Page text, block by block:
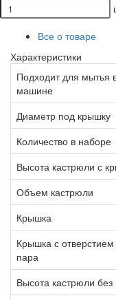
Все о товаре
Характеристики
Подходит для мытья
машине
Диаметр под крышку
Количество в наборе
Высота кастрюли с
Объем кастрюли
Крышка
Крышка с
пара
Высота кастрюли